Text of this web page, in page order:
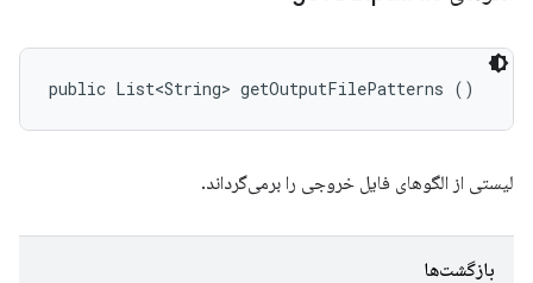
public List<String> getOutputFilePatterns ()
لیستی از الگوهای فایل خروجی را برمی‌گرداند.
بازگشت‌ها